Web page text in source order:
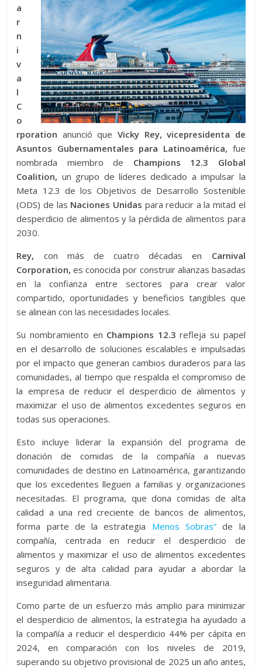
a
r
n
i
v
a
l
C
o
rporation anunció que Vicky Rey, vicepresidenta de
Asuntos Gubernamentales para Latinoamérica, fue
nombrada miembro de Champions 12.3 Global
Coalition, un grupo de líderes dedicado a impulsar la
Meta 12.3 de los Objetivos de Desarrollo Sostenible
(ODS) de las Naciones Unidas para reducir a la mitad el
desperdicio de alimentos y la pérdida de alimentos para
2030.
Rey, con más de cuatro décadas en Carnival
Corporation, es conocida por construir alianzas basadas
en la confianza entre sectores para crear valor
compartido, oportunidades y beneficios tangibles que
se alinean con las necesidades locales.
Su nombramiento en Champions 12.3 refleja su papel
en el desarrollo de soluciones escalables e impulsadas
por el impacto que generan cambios duraderos para las
comunidades, al tiempo que respalda el compromiso de
la empresa de reducir el desperdicio de alimentos y
maximizar el uso de alimentos excedentes seguros en
todas sus operaciones.
Esto incluye liderar la expansión del programa de
donación de comidas de la compañía a nuevas
comunidades de destino en Latinoamérica, garantizando
que los excedentes lleguen a familias y organizaciones
necesitadas. El programa, que dona comidas de alta
calidad a una red creciente de bancos de alimentos,
forma parte de la estrategia Menos Sobras” de la
compañía, centrada en reducir el desperdicio de
alimentos y maximizar el uso de alimentos excedentes
seguros y de alta calidad para ayudar a abordar la
inseguridad alimentaria.
Como parte de un esfuerzo más amplio para minimizar
el desperdicio de alimentos, la estrategia ha ayudado a
la compañía a reducir el desperdicio 44% per cápita en
2024, en comparación con los niveles de 2019,
superando su objetivo provisional de 2025 un año antes,